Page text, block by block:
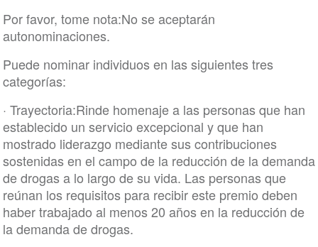
Por favor, tome nota:No se aceptarán
autonominaciones.
Puede nominar individuos en las siguientes tres
categorías:
· Trayectoria:Rinde homenaje a las personas que han
establecido un servicio excepcional y que han
mostrado liderazgo mediante sus contribuciones
sostenidas en el campo de la reducción de la demanda
de drogas a lo largo de su vida. Las personas que
reúnan los requisitos para recibir este premio deben
haber trabajado al menos 20 años en la reducción de
la demanda de drogas.